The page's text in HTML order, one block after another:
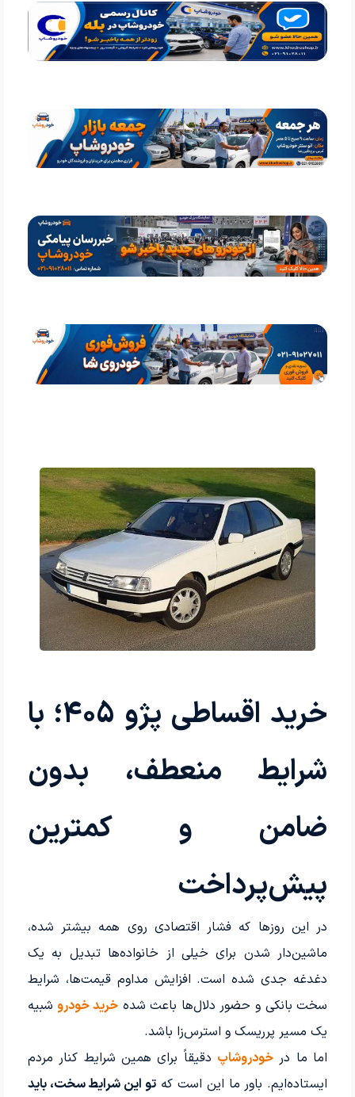
خرید اقساطی پژو 405؛ با
شرایط منعطف، بدون
ضامن و کمترین
پیش‌پرداخت
در این روزها که فشار اقتصادی روی همه بیشتر شده،
ماشین‌دار شدن برای خیلی از خانواده‌ها تبدیل به یک
دغدغه جدی شده است. افزایش مداوم قیمت‌ها، شرایط
سخت بانکی و حضور دلال‌ها باعث شده خرید خودروشبیه
یک مسیر پرریسک و استرس‌زا باشد.
اما ما در خودروشاپ دقیقاً برای همین شرایط کنار مردم
ایستاده‌ایم. باور ما این است که تو این شرایط سخت، باید